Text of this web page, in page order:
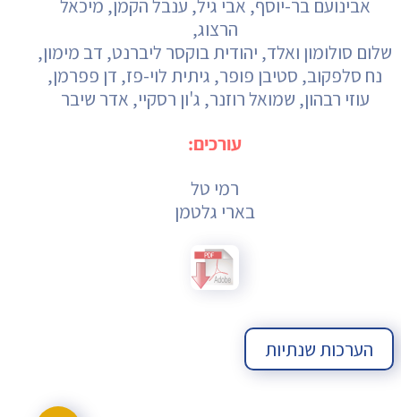
הערכות שנתיות
אבינועם בר-יוסף, אבי גיל, ענבל הקמן, מיכאל
הרצוג,
שלום סולומון ואלד, יהודית בוקסר ליברנט, דב מימון,
נח סלפקוב, סטיבן פופר, גיתית לוי-פז, דן פפרמן,
עוזי רבהון, שמואל רוזנר, ג'ון רסקיי, אדר שיבר
עורכים:
רמי טל
בארי גלטמן